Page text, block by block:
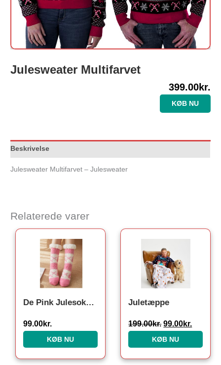
Julesweater Multifarvet
399.00kr.
KØB NU
Beskrivelse
Julesweater Multifarvet – Julesweater
Relaterede varer
De Pink Julesokker
99.00kr.
KØB NU
Juletæppe
199.00kr.
Den
99.00kr.
Den
KØB NU